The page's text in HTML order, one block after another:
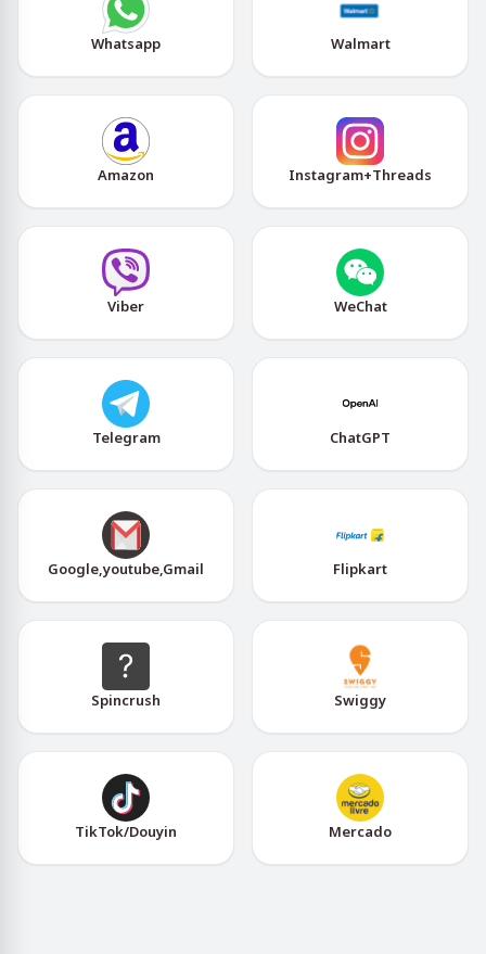
Whatsapp Walmart
Amazon Instagram+Threads
Viber WeChat
Telegram ChatGPT
Google,youtube,Gmail Flipkart
Spincrush Swiggy
TikTok/Douyin Mercado